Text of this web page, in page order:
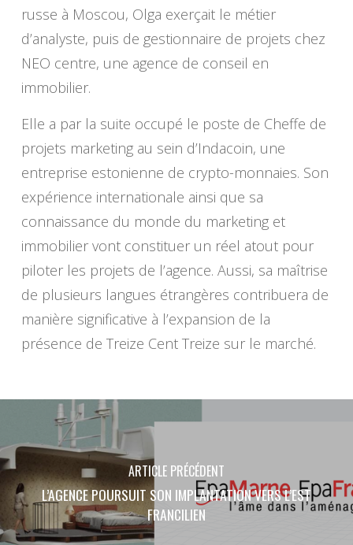
russe à Moscou, Olga exerçait le métier
d’analyste, puis de gestionnaire de projets chez
NEO centre, une agence de conseil en
immobilier.
Elle a par la suite occupé le poste de Cheffe de
projets marketing au sein d’Indacoin, une
entreprise estonienne de crypto-monnaies. Son
expérience internationale ainsi que sa
connaissance du monde du marketing et
immobilier vont constituer un réel atout pour
piloter les projets de l’agence. Aussi, sa maîtrise
de plusieurs langues étrangères contribuera de
manière significative à l’expansion de la
présence de Treize Cent Treize sur le marché.
ARTICLE PRÉCÉDENT
L’AGENCE POURSUIT SON IMPLANTATION VERS L’EST
FRANCILIEN